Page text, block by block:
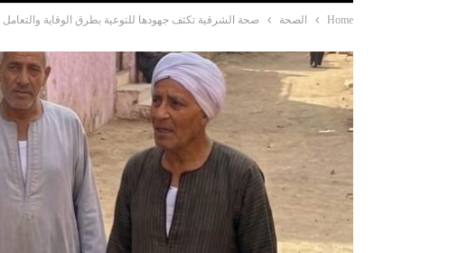
Home الصحة صحة الشرقية تكثف جهودها للتوعية بطرق الوقاية